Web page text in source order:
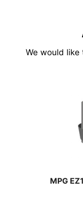
We would like
MPG